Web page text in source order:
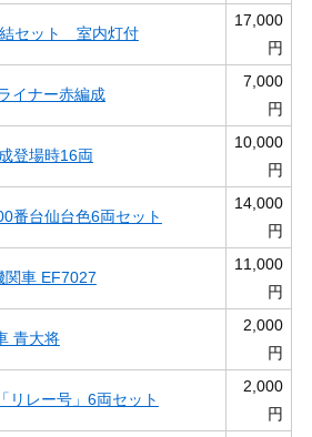
セット 室内灯付
17,000
円
イナー赤編成
7,000
円
登場時16両
10,000
円
番台仙台色6両セット
14,000
円
関車 EF7027
11,000
円
青大将
2,000
円
リレー号」6両セット
2,000
円